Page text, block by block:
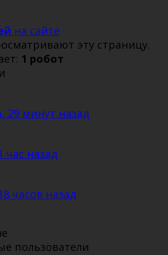
на сайте
эту страницу.
1 робот
29 минут назад
час назад
часов назад
пользователи